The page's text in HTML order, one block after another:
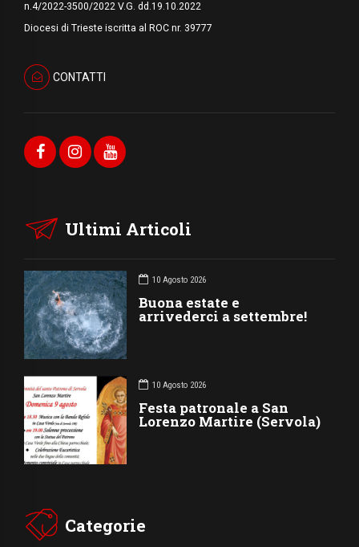
n.4/2022-3500/2022 V.G. dd.19.10.2022
Diocesi di Trieste iscritta al ROC nr. 39777
CONTATTI
Ultimi Articoli
10 Agosto 2026
Buona estate e
arrivederci a settembre!
10 Agosto 2026
Festa patronale a San
Lorenzo Martire (Servola)
Categorie